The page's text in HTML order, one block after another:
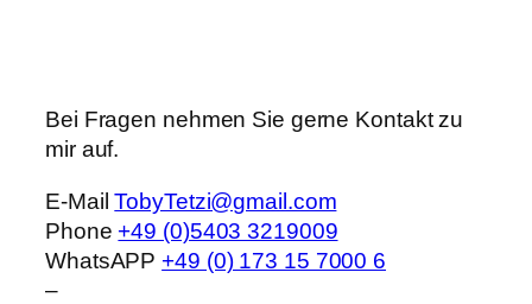
Bei Fragen nehmen Sie gerne Kontakt zu
mir auf.
E-MailTobyTetzi@gmail.com
Phone +49 (0)5403 3219009
WhatsAPP +49 (0) 173 15 7000 6
–